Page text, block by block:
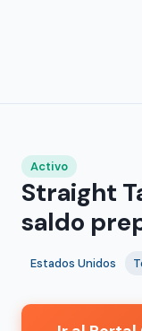
Activo
Straight
saldo
Estados Unidos